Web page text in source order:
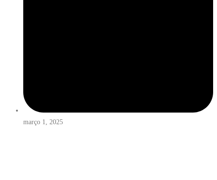
março 1, 2025